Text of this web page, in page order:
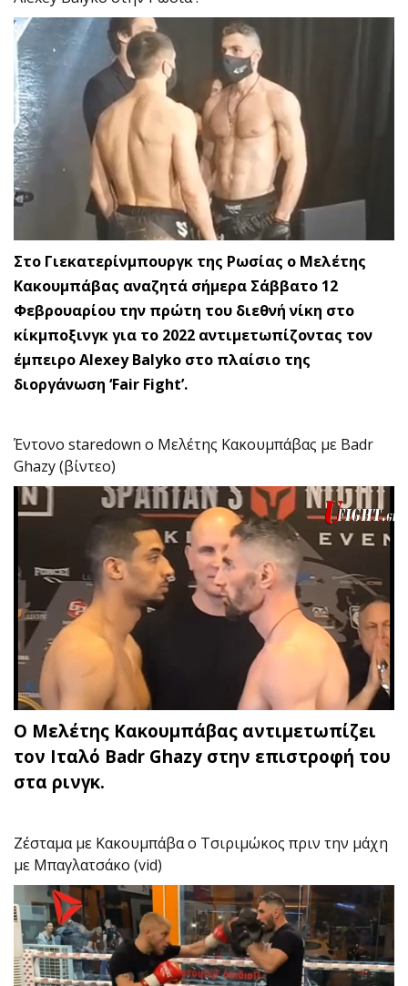
Στο Γιεκατερίνμπουργκ της Ρωσίας ο Μελέτης
Κακουμπάβας αναζητά σήμερα Σάββατο 12
Φεβρουαρίου την πρώτη του διεθνή νίκη στο
κίκμποξινγκ για το 2022 αντιμετωπίζοντας τον
έμπειρο Alexey Balyko στο πλαίσιο της
διοργάνωση ‘Fair Fight’.
Έντονο staredown ο Μελέτης Κακουμπάβας με Badr
Ghazy (βίντεο)
Ο Μελέτης Κακουμπάβας αντιμετωπίζει
τον Ιταλό Badr Ghazy στην επιστροφή του
στα ρινγκ.
Ζέσταμα με Κακουμπάβα ο Τσιριμώκος πριν την μάχη
με Μπαγλατσάκο (vid)